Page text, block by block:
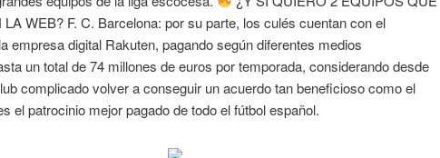
WEB? F. C. Barcelona: por su parte, los culés cuentan con el
empresa digital Rakuten, pagando según diferentes medios
un total de 74 millones de euros por temporada, considerando desde
complicado volver a conseguir un acuerdo tan beneficioso como el
el patrocinio mejor pagado de todo el fútbol español.